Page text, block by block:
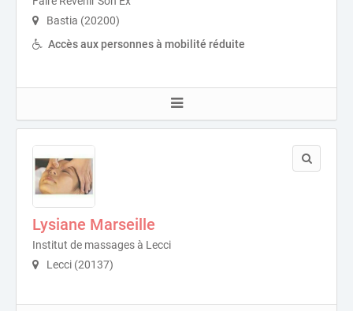
Bastia (20200)
Accès aux personnes à mobilité réduite
Lysiane Marseille
Institut de massages à Lecci
Lecci (20137)